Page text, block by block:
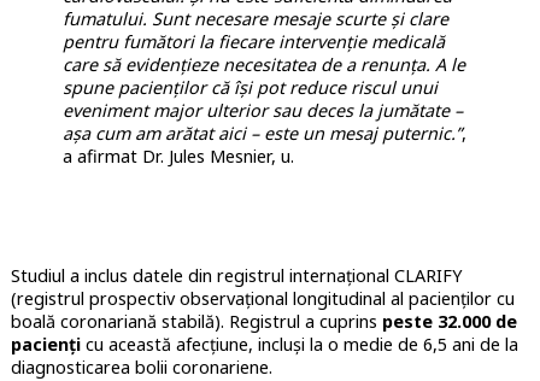
fumatului. Sunt necesare mesaje scurte și clare
pentru fumători la fiecare intervenție medicală
care să evidențieze necesitatea de a renunța. A le
spune pacienților că își pot reduce riscul unui
eveniment major ulterior sau deces la jumătate –
așa cum am arătat aici – este un mesaj puternic.”,
a afirmat Dr. Jules Mesnier, u.
Studiul a inclus datele din registrul internațional CLARIFY
(registrul prospectiv observațional longitudinal al pacienților cu
boală coronariană stabilă). Registrul a cuprins peste 32.000 de
paciențicu această afecțiune, incluși la o medie de 6,5 ani de la
diagnosticarea bolii coronariene.